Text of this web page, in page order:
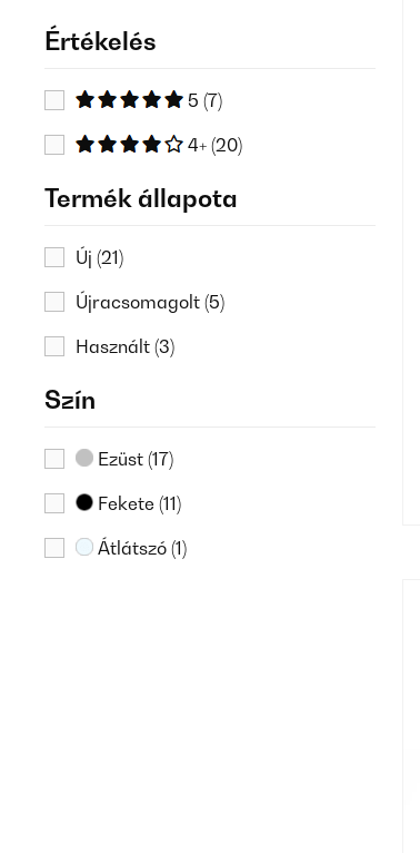
Értékelés
5 (7)
4+ (20)
Termék állapota
Új (21)
Újracsomagolt (5)
Használt (3)
Szín
Ezüst (17)
Fekete (11)
Átlátszó (1)